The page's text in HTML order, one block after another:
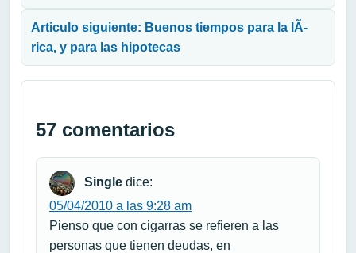
Articulo siguiente: Buenos tiempos para la lÃ­
rica, y para las hipotecas
57 comentarios
Single dice:
05/04/2010 a las 9:28 am
Pienso que con cigarras se refieren a las
personas que tienen deudas, en